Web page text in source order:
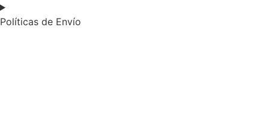
Políticas de Envío